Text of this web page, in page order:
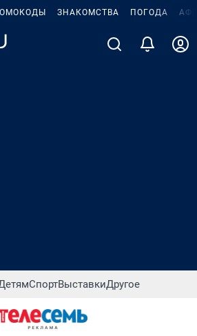
ЗНАКОМСТВА ПОГОДА
СпортВыставкиДругое